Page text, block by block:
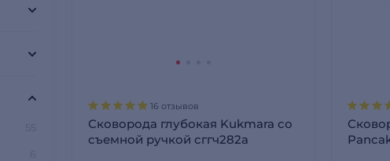
16 отзывов
Сковорода глубокая Kukmara со
съемной ручкой сггч282а